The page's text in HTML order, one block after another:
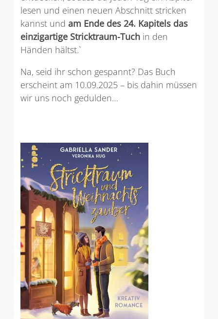
lesen und einen neuen Abschnitt stricken
kannst und am Ende des 24. Kapitels das
einzigartige Stricktraum-Tuch in den
Händen hältst.`
Na, seid ihr schon gespannt? Das Buch
erscheint am 10.09.2025 – bis dahin müssen
wir uns noch gedulden…